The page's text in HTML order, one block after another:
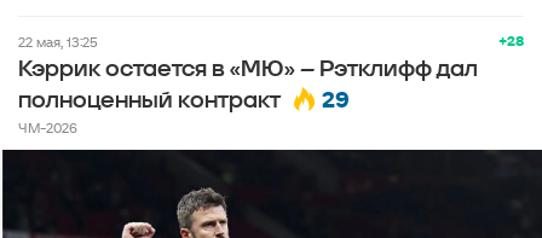
+28
22 мая, 13:25
Кэррик остается в «МЮ» – Рэтклифф дал
полноценный контракт
29
ЧМ-2026